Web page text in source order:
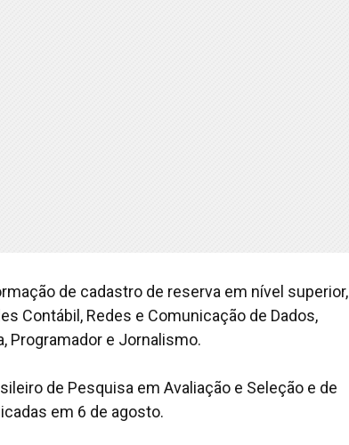
de cadastro de reserva em nível superior,
Contábil, Redes e Comunicação de Dados,
Programador e Jornalismo.
de Pesquisa em Avaliação e Seleção e de
em 6 de agosto.